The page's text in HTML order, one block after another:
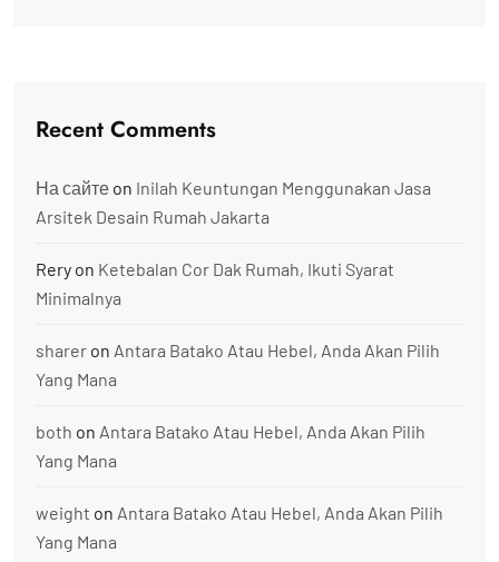
Recent Comments
На сайте on Inilah Keuntungan Menggunakan Jasa
Arsitek Desain Rumah Jakarta
Rery on Ketebalan Cor Dak Rumah, Ikuti Syarat
Minimalnya
sharer on Antara Batako Atau Hebel, Anda Akan Pilih
Yang Mana
both on Antara Batako Atau Hebel, Anda Akan Pilih
Yang Mana
weight on Antara Batako Atau Hebel, Anda Akan Pilih
Yang Mana